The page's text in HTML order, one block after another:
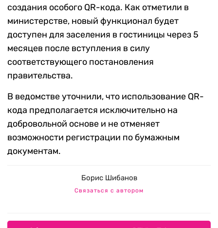
создания особого QR-кода. Как отметили в
министерстве, новый функционал будет
доступен для заселения в гостиницы через 5
месяцев после вступления в силу
соответствующего постановления
правительства.
В ведомстве уточнили, что использование QR-
кода предполагается исключительно на
добровольной основе и не отменяет
возможности регистрации по бумажным
документам.
Борис Шибанов
Связаться с автором